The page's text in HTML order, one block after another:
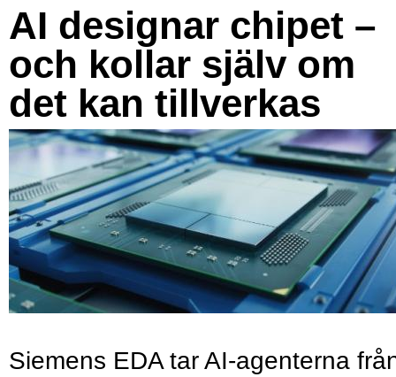
AI designar chipet –
och kollar själv om
det kan tillverkas
Siemens EDA tar AI-agenterna